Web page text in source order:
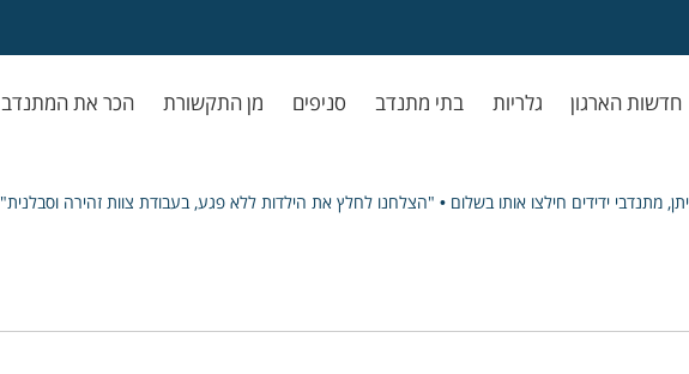
חדשות הארגון גלריות בתי מתנדב סניפים מן התקשורת הכר את המתנדב
מתנדבי ידידים חילצו אותו בשלום • "הצלחנו לחלץ את הילדות ללא פגע, בעבודת צוות זהירה וסבלנית"